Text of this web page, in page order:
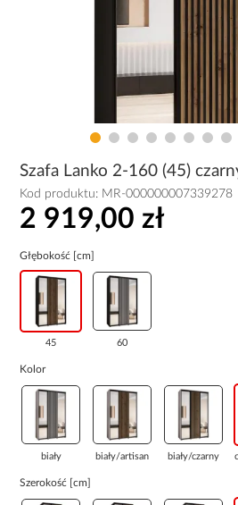
Szafa Lanko 2-160 (45)
Kod produktu: MR-000000007339278
2 919,00 zł
Głębokość [cm]
45 60
Kolor
biały biały/artisan biały/czarny
Szerokość [cm]